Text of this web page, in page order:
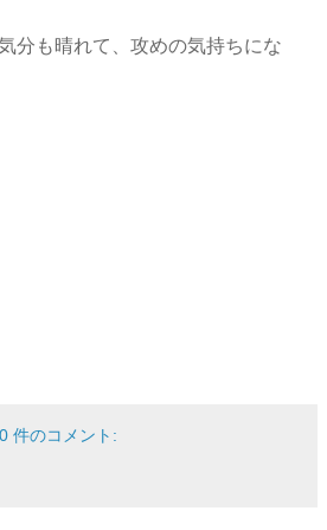
分も晴れて、攻めの気持ちにな
0 件のコメント: